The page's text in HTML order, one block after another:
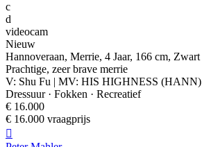
c
d
videocam
Nieuw
Hannoveraan, Merrie, 4 Jaar, 166 cm, Zwart
Prachtige, zeer brave merrie
V: Shu Fu | MV: HIS HIGHNESS (HANN)
Dressuur · Fokken · Recreatief
€ 16.000
€ 16.000 vraagprijs
